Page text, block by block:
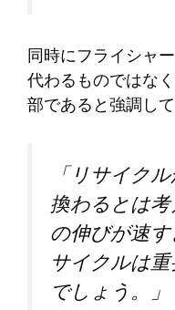
同時にフライシャ
代わるものではな
部であると強調して
「リサイク
換わるとは
の伸びが速
サイクルは
でしょう。」